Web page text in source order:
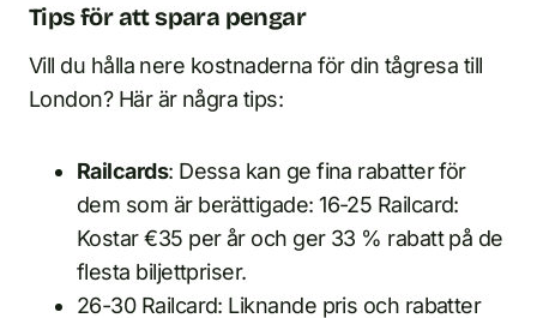
Tips för att spara pengar
Vill du hålla nere kostnaderna för din tågresa till
London? Här är några tips:
Railcards: Dessa kan ge fina rabatter för
dem som är berättigade: 16-25 Railcard:
Kostar €35 per år och ger 33 % rabatt på de
flesta biljettpriser.
26-30 Railcard: Liknande pris och rabatter